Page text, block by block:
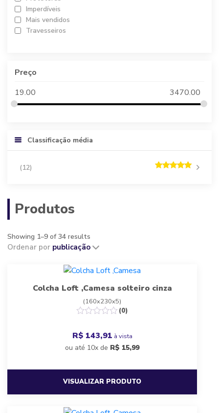
Imperdíveis
Mais vendidos
Travesseiros
Preço
19.00
3470.00
Classificação média
(12)
Produtos
Showing 1–9 of 34 results
Ordenar por publicação
Colcha Loft ,Camesa solteiro cinza
(160x230x5)
(0)
R$ 143,91 à vista
ou até 10x de R$ 15,99
VISUALIZAR PRODUTO